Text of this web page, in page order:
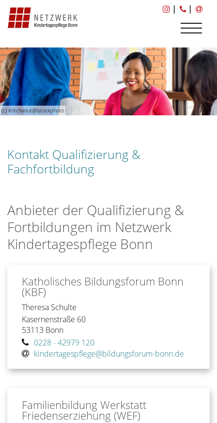
| |
(c) Kritchanut@istockphoto
Kontakt Qualifizierung &
Fachfortbildung
Anbieter der Qualifizierung &
Fortbildungen im Netzwerk
Kindertagespflege Bonn
Katholisches Bildungsforum Bonn
(KBF)
Theresa Schulte
Kasernenstraße 60
53113 Bonn
0228 - 42979 120
kindertagespflege@bildungsforum-bonn.de
Familienbildung Werkstatt
Friedenserziehung (WEF)